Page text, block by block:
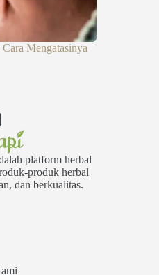
Mengatasinya
platform herbal
produk herbal
dan berkualitas.